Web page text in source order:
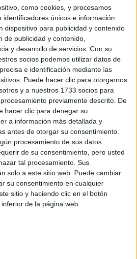
como cookies, y procesamos
identificadores únicos e información
dispositivo para publicidad y contenido
de publicidad y contenido,
y desarrollo de servicios. Con su
socios podemos utilizar datos de
e identificación mediante las
Puede hacer clic para otorgarnos
y a nuestros 1733 socios para
previamente descrito. De
hacer clic para denegar su
a información más detallada y
antes de otorgar su consentimiento.
procesamiento de sus datos
de su consentimiento, pero usted
tal procesamiento. Sus
solo a este sitio web. Puede cambiar
su consentimiento en cualquier
sitio y haciendo clic en el botón
de la página web.
Universidad
Centro
& Law School
Centro
Universidad